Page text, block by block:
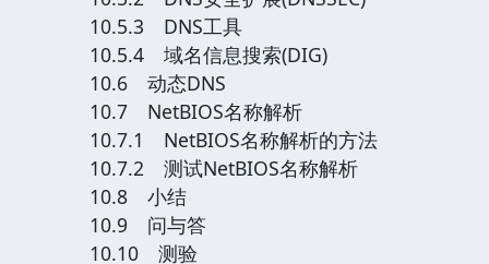
10.5.3 DNS工具
10.5.4 域名信息搜索(DIG)
10.6 动态DNS
10.7 NetBIOS名称解析
10.7.1 NetBIOS名称解析的方法
10.7.2 测试NetBIOS名称解析
10.8 小结
10.9 问与答
10.10 测验